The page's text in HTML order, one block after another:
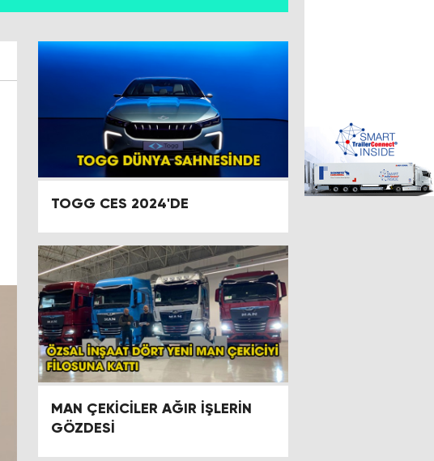
TOGG CES 2024'DE
MAN ÇEKİCİLER AĞIR İŞLERİN
GÖZDESİ